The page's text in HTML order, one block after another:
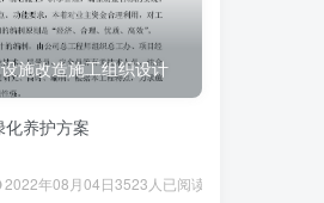
施改造施工组织设计
化养护方案
2022年08月04日3523人已阅读